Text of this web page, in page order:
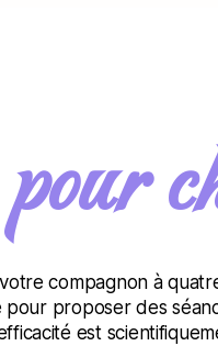
compagnon à
proposer des
est